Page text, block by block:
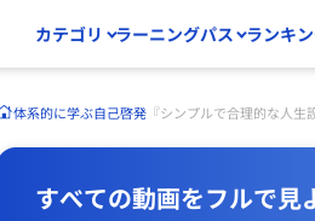
カテゴリ ラーニングパス ランキ
体系的に学ぶ自己啓発 『シンプルで合理的な人
すべての動画をフルで見